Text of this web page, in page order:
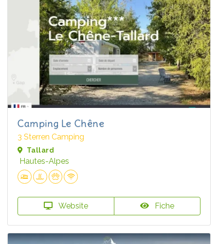
Camping Le Chêne
3 Sterren Camping
Tallard
Hautes-Alpes
Website Fiche